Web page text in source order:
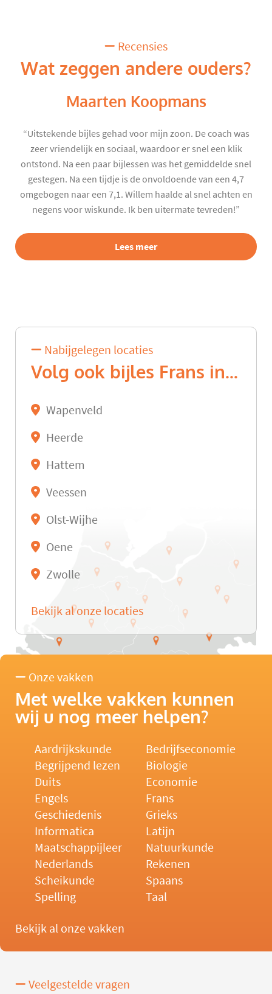
Recensies
Wat zeggen andere ouders?
Maarten Koopmans
“Uitstekende bijles gehad voor mijn zoon. De coach was
zeer vriendelijk en sociaal, waardoor er snel een klik
ontstond. Na een paar bijlessen was het gemiddelde snel
gestegen. Na een tijdje is de onvoldoende van een 4,7
omgebogen naar een 7,1. Willem haalde al snel achten en
negens voor wiskunde. Ik ben uitermate tevreden!”
Lees meer
Nabijgelegen locaties
Volg ook bijles Frans in...
Wapenveld
Heerde
Hattem
Veessen
Olst-Wijhe
Oene
Zwolle
Bekijk al onze locaties
Onze vakken
Met welke vakken kunnen
wij u nog meer helpen?
Aardrijkskunde
Bedrijfseconomie
Begrijpend lezen
Biologie
Duits
Economie
Engels
Frans
Geschiedenis
Grieks
Informatica
Latijn
Maatschappijleer
Natuurkunde
Nederlands
Rekenen
Scheikunde
Spaans
Spelling
Taal
Bekijk al onze vakken
Veelgestelde vragen